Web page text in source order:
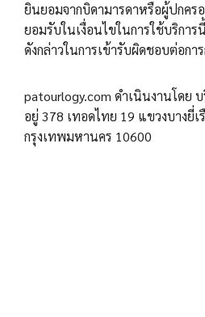
ยินยอมจากบิดามารดาหรือผู้ปกคร
ยอมรับในเงื่อนไขในการใช้บริกา
ดังกล่าวในการเข้ารับผิดชอบต่อกา
patourlogy.com ดำเนินงานโดย
อยู่ 378 เทอดไทย 19 แขวงบางยี่
กรุงเทพมหานคร 10600